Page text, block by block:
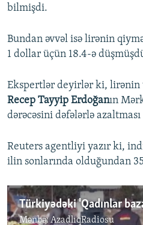
bilmişdi.
Bundan əvvəl isə lirənin
1 dollar üçün 18.4-ə
Ekspertlər deyirlər ki, lirənin
Recep Tayyip Erdoğanın
dərəcəsini dəfələrlə azaltması
Reuters agentliyi yazır ki,
ilin sonlarında olduğundan
Mənbə:AzadlıqRadiosu